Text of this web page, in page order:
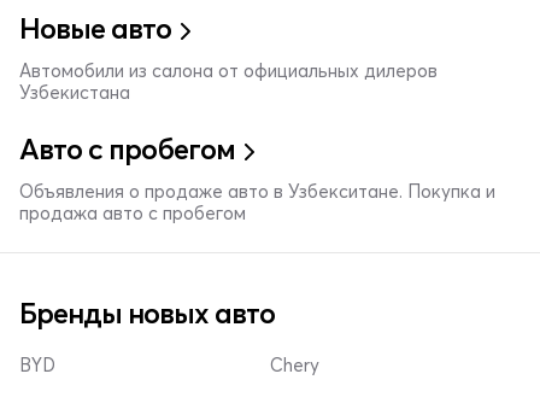
Новые авто
Автомобили из салона от официальных дилеров
Узбекистана
Авто с пробегом
Объявления о продаже авто в Узбекситане. Покупка и
продажа авто с пробегом
Бренды новых авто
BYD Chery